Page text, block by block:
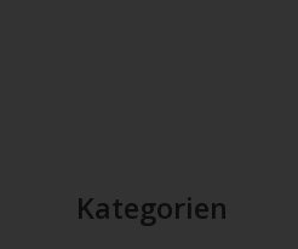
Kategorien